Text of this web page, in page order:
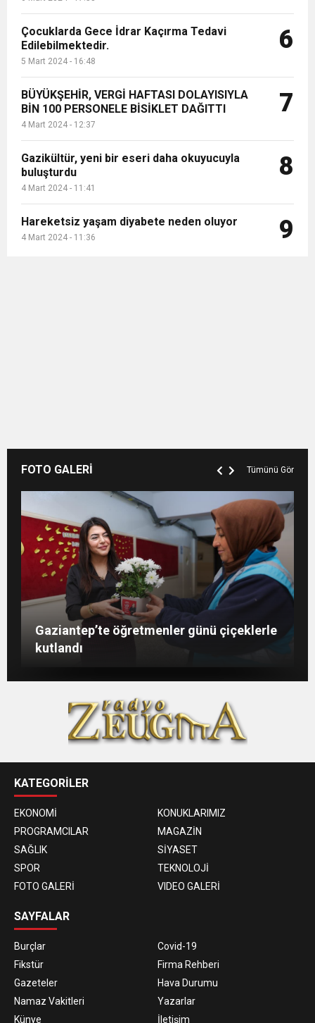
Çocuklarda Gece İdrar Kaçırma Tedavi
Edilebilmektedir.
5 Mart 2024 - 16:48
6
BÜYÜKŞEHİR, VERGİ HAFTASI DOLAYISIYLA
BİN 100 PERSONELE BİSİKLET DAĞITTI
4 Mart 2024 - 12:37
7
Gazikültür, yeni bir eseri daha okuyucuyla
buluşturdu
4 Mart 2024 - 11:41
8
Hareketsiz yaşam diyabete neden oluyor
4 Mart 2024 - 11:36 9
FOTO GALERİ Tümünü Gör
Konukoğlu: Türkiye ekonomisine 11 farklı
sektörde değer katıyoruz
Gaziantep’te öğretmenler günü çiçeklerle
kutlandı
GAÜN’de gri kod tatbikatı gerçeği
Şahin: “İstikbalimizi şekillendirecek olan
sizlersiniz”
KATEGORİLER
EKONOMİ
KONUKLARIMIZ
PROGRAMCILAR
MAGAZİN
SAĞLIK
SİYASET
SPOR
TEKNOLOJİ
FOTO GALERİ
VIDEO GALERİ
SAYFALAR
Burçlar
Covid-19
Fikstür
Firma Rehberi
Gazeteler
Hava Durumu
Namaz Vakitleri
Yazarlar
Künye
İletişim